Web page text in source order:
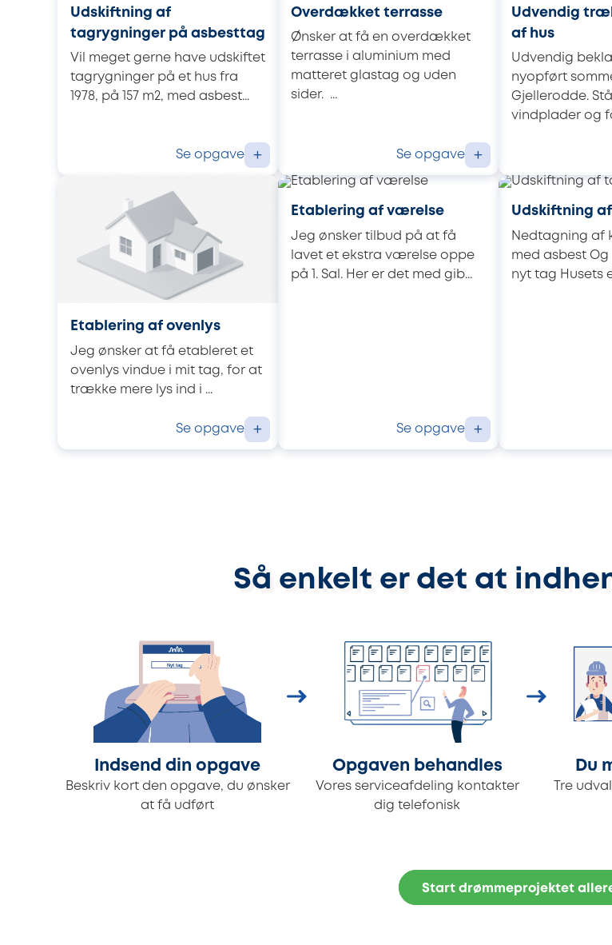
Udskiftning af
tagrygninger på asbesttag
Vil meget gerne have udskiftet
tagrygninger på et hus fra
1978, på 157 m2, med asbest...
Se opgave +
Overdækket terrasse
Ønsker at få en overdækket
terrasse i aluminium med
matteret glastag og uden
sider. ...
Se opgave +
Udvendig
af hus
Udvendig
nyopført
Gjellerodde.
vindplader og
Etablering af ovenlys
Jeg ønsker at få etableret et
ovenlys vindue i mit tag, for at
trække mere lys ind i ...
Se opgave +
Etablering af værelse
Jeg ønsker tilbud på at få
lavet et ekstra værelse oppe
på 1. Sal. Her er det med gib...
Se opgave +
Udskiftning
Nedtagning af
med asbest
nyt tag Husets
Så enkelt er det at
Indsend din opgave
Beskriv kort den opgave, du ønsker
at få udført
Opgaven behandles
Vores serviceafdeling kontakter
dig telefonisk
Du
Tre
Start drømmeprojektet